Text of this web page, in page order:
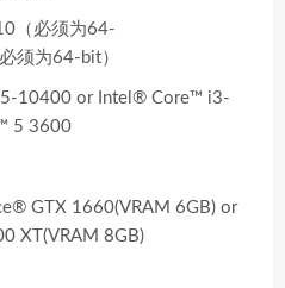
（必须为64-
须为64-bit）
10400 or Intel® Core™ i3-
5 3600
GTX 1660(VRAM 6GB) or
XT(VRAM 8GB)